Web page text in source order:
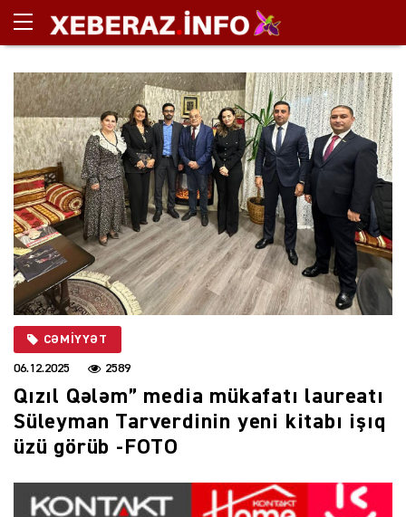
CƏMIYYƏT
06.12.2025 2589
Qızıl Qələm” media mükafatı laureatı
Süleyman Tarverdinin yeni kitabı işıq
üzü görüb -FOTO